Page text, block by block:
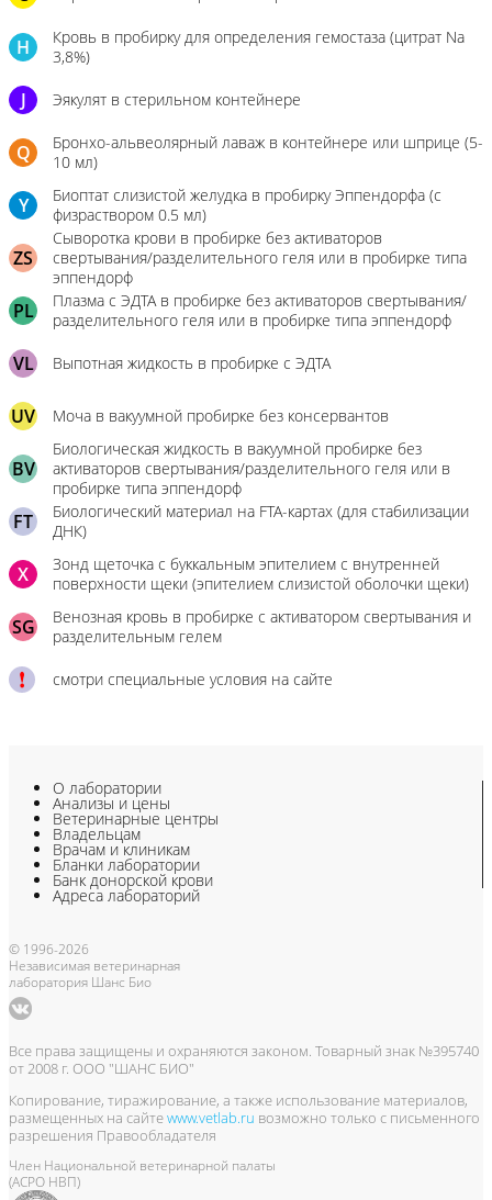
H
Кровь в пробирку для определения гемостаза (цитрат Na
3,8%)
J Эякулят в стерильном контейнере
Q
Бронхо-альвеолярный лаваж в контейнере или шприце (5-
10 мл)
Y
Биоптат слизистой желудка в пробирку Эппендорфа (с
физраствором 0.5 мл)
ZS
Сыворотка крови в пробирке без активаторов
свертывания/разделительного геля или в пробирке типа
эппендорф
PL
Плазма с ЭДТА в пробирке без активаторов свертывания/
разделительного геля или в пробирке типа эппендорф
VL Выпотная жидкость в пробирке с ЭДТА
UV Моча в вакуумной пробирке без консервантов
BV
Биологическая жидкость в вакуумной пробирке без
активаторов свертывания/разделительного геля или в
пробирке типа эппендорф
FT
Биологический материал на FTA-картах (для стабилизации
ДНК)
X
Зонд щеточка с буккальным эпителием с внутренней
поверхности щеки (эпителием слизистой оболочки щеки)
SG
Венозная кровь в пробирке с активатором свертывания и
разделительным гелем
смотри специальные условия на сайте
О лаборатории
Анализы и цены
Ветеринарные центры
Владельцам
Врачам и клиникам
Бланки лаборатории
Банк донорской крови
Адреса лабораторий
© 1996-2026
Независимая ветеринарная
лаборатория Шанс Био
Все права защищены и охраняются законом. Товарный знак №395740
от 2008 г. ООО "ШАНС БИО"
Копирование, тиражирование, а также использование материалов,
размещенных на сайтеwww.vetlab.ru возможно только с письменного
разрешения Правообладателя
Член Национальной ветеринарной палаты
(АСРО НВП)